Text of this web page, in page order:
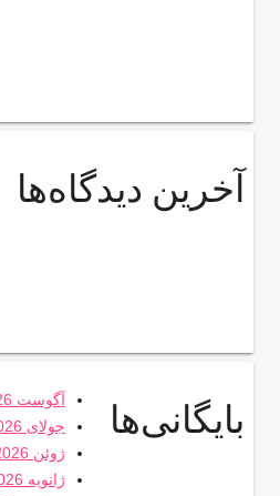
آخرین دیدگاه‌ها
بایگانی‌ها
آگوست 2026
جولای 2026
ژوئن 2026
ژانویه 2026